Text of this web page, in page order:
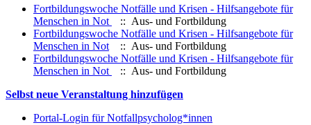
Fortbildungswoche Notfälle und Krisen - Hilfsangebote für
Menschen in Not
:: Aus- und Fortbildung
Fortbildungswoche Notfälle und Krisen - Hilfsangebote für
Menschen in Not
:: Aus- und Fortbildung
Fortbildungswoche Notfälle und Krisen - Hilfsangebote für
Menschen in Not
:: Aus- und Fortbildung
Selbst neue Veranstaltung hinzufügen
Portal-Login für Notfallpsycholog*innen